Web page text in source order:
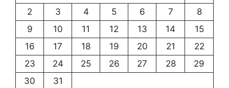
2
3 4 5 6 7
8
9
10 11 12 13 14
15
16
17 18 19 20 21
22
23
24 25 26 27 28
29
30
31